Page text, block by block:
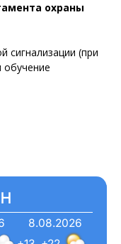
охраны
сигнализации (при
обучение
8.08.2026